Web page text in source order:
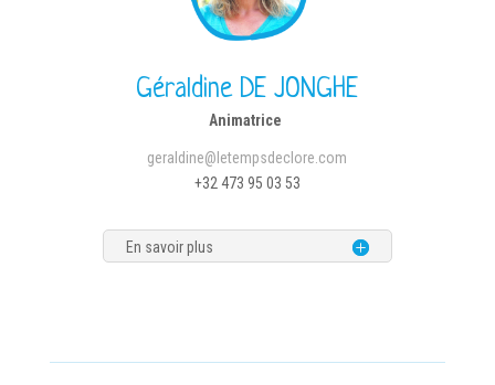
Géraldine DE JONGHE
Animatrice
geraldine@letempsdeclore.com
+32473 95 03 53
En savoir plus